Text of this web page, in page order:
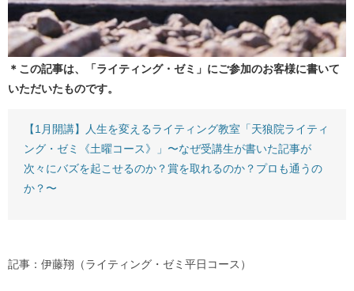
＊この記事は、「ライティング・ゼミ」にご参加のお客様に書いて
いただいたものです。
【1月開講】人生を変えるライティング教室「天狼院ライティ
ング・ゼミ《土曜コース》」〜なぜ受講生が書いた記事が
次々にバズを起こせるのか？賞を取れるのか？プロも通うの
か？〜
記事：伊藤翔（ライティング・ゼミ平日コース）